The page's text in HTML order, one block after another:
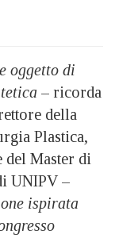
oggetto di
– ricorda
della
Plastica,
del Master di
UNIPV –
ispirata